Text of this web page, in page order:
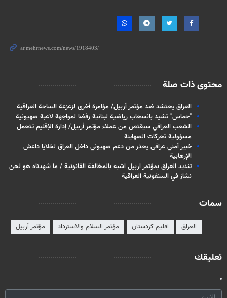
محتوى ذات صلة
العراق يحتشد ضد مؤتمر أربيل/ مؤامرة أخرى لزعزعة الساحة العراقية
"حماس" تشيد بانسحاب ریاضیة لبنانية رفضا لمواجهة لاعبة صهيونية
الشعب العراقي سيقتص من عملاء مؤتمر أربيل/ إدارة الإقليم تتحمل
مسؤولية تحركات الصهاينة
خبير أمني عراقی یحذر من دعم صهيوني داخل العراق لخلايا داعش
الإرهابية
تنديد العراق بمؤتمر اربيل اشبه بالمخالفة القانونية / ما شهدناه هو لحن
نشاز في السنفونية العراقية
سمات
العراق اقليم كردستان مؤتمر السلام والاسترداد مؤتمر أربيل
تعليقك